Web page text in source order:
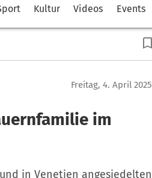
Kultur Videos Events
Freitag, 4. April 2025
im
in Venetien angesiedelten